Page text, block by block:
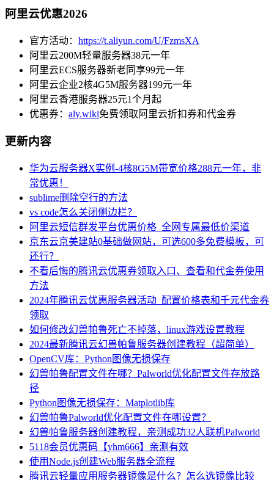
阿里云优惠2026
官方活动： https://t.aliyun.com/U/FzmsXA
阿里云200M轻量服务器38元一年
阿里云ECS服务器新老同享99元一年
阿里云企业2核4G5M服务器199元一年
阿里云香港服务器25元1个月起
优惠券： aly.wiki免费领取阿里云折扣券和代金券
更新内容
华为云服务器X实例-4核8G5M带宽价格288元一年，非
常优惠！
sublime删除空行的方法
vs code怎么关闭侧边栏？
阿里云短信群发平台优惠价格_全网专属最低价渠道
京东云京美建站0基础做网站，可选600多免费模板，可
还行？
不看后悔的腾讯云优惠券领取入口、查看和代金券使用
方法
2024年腾讯云优惠服务器活动_配置价格表和千元代金券
领取
如何修改幻兽帕鲁死亡不掉落，linux游戏设置教程
2024最新腾讯云幻兽帕鲁服务器创建教程（超简单）
OpenCV库：Python图像无损保存
幻兽帕鲁配置文件在哪？Palworld优化配置文件存放路
径
Python图像无损保存：Matplotlib库
幻兽帕鲁Palworld优化配置文件在哪设置？
幻兽帕鲁服务器创建教程，亲测成功32人联机Palworld
5118会员优惠码【yhm666】亲测有效
使用Node.js创建Web服务器全流程
腾讯云轻量应用服务器镜像是什么？怎么选镜像比较